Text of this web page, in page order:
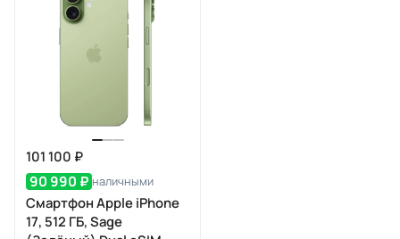
101 100 ₽
90 990 ₽ наличными
Смартфон Apple iPhone
17, 512 ГБ, Sage